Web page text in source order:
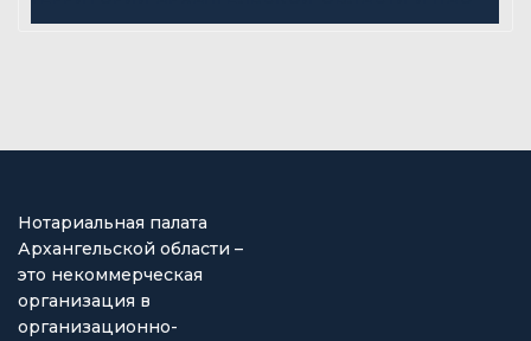
Нотариальная палата
Архангельской области –
это некоммерческая
организация в
организационно-